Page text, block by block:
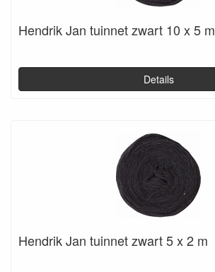
Hendrik Jan tuinnet zwart 10 x 5 m
Details
Hendrik Jan tuinnet zwart 5 x 2 m